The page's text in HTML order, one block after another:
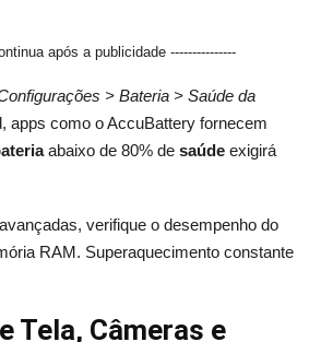
após a publicidade ---------------
> Bateria > Saúde da
apps como o AccuBattery fornecem
abaixo de 80% de saúdeexigirá
verifique o desempenho do
RAM. Superaquecimento constante
Tela, Câmeras e